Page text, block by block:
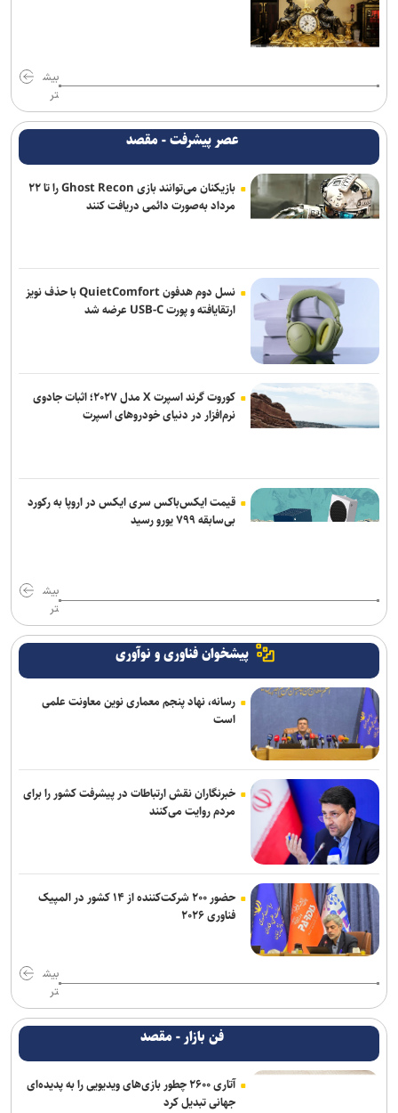
ملی؛ تذکر وزنی به نایب‌قهرمان جهان
دفاع راست جدید پرسپولیس از لیگ یک آمد
بیاتلو: با آریو قرارداد دارم/ حضورم در مس رفسنجان صحت ندارد
واکنش باشگاه استقلال خوزستان به درگیری مدیرعامل و اعضای هیات
بازی‌های سرخابی‌ها به شهرقدس رفت/ استقلال خوزستان به تهران
بازگشت
تمدید قرارداد مربی ترک استقلال
بیش
تر
عصر پیشرفت - مقصد
بازیکنان می‌توانند بازی Ghost Recon را تا ۲۲
مرداد به‌صورت دائمی دریافت کنند
نسل دوم هدفون QuietComfort با حذف نویز
ارتقایافته و پورت USB-C عرضه شد
کوروت گرند اسپرت X مدل ۲۰۲۷؛ اثبات جادوی
نرم‌افزار در دنیای خودروهای اسپرت
قیمت ایکس‌باکس سری ایکس در اروپا به رکورد
بی‌سابقه ۷۹۹ یورو رسید
بیش
تر
پیشخوان فناوری و نوآوری
رسانه، نهاد پنجم معماری نوین معاونت علمی
است
خبرنگاران نقش ارتباطات در پیشرفت کشور را برای
مردم روایت می‌کنند
حضور ۲۰۰ شرکت‌کننده از ۱۴ کشور در المپیک
فناوری ۲۰۲۶
بیش
تر
فن بازار - مقصد
آتاری ۲۶۰۰ چطور بازی‌های ویدیویی را به پدیده‌ای
جهانی تبدیل کرد